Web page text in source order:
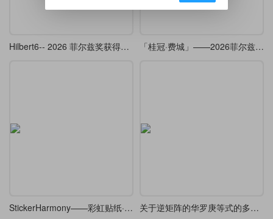
Hilbert6-- 2026 菲尔兹奖获得者邓煜学术报告的 beamer （复刻 ） 「桂冠·费城」——2026菲尔兹奖Beamer主题
StickerHarmony——彩虹贴纸·Beamer 关于逆矩阵的华罗庚等式的多种解法